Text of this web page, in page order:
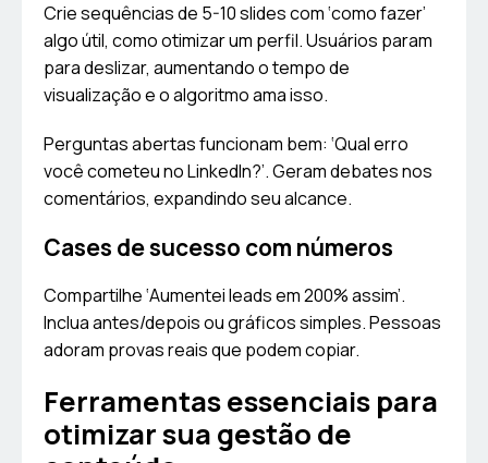
Crie sequências de 5-10 slides com ‘como fazer’
algo útil, como otimizar um perfil. Usuários param
para deslizar, aumentando o tempo de
visualização e o algoritmo ama isso.
Perguntas abertas funcionam bem: ‘Qual erro
você cometeu no LinkedIn?’. Geram debates nos
comentários, expandindo seu alcance.
Cases de sucesso com números
Compartilhe ‘Aumentei leads em 200% assim’.
Inclua antes/depois ou gráficos simples. Pessoas
adoram provas reais que podem copiar.
Ferramentas essenciais para
otimizar sua gestão de